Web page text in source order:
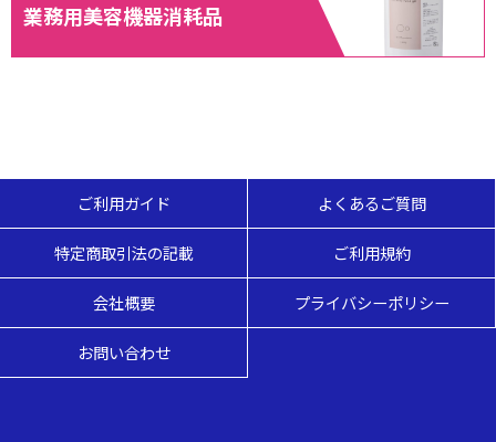
業務用美容機器消耗品
ご利用ガイド よくあるご質問
特定商取引法の記載 ご利用規約
会社概要 プライバシーポリシー
お問い合わせ